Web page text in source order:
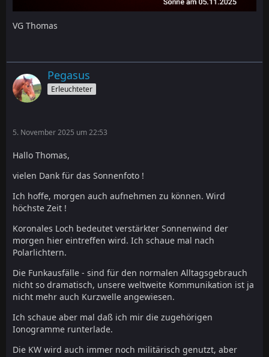
VG Thomas
Pegasus
Erleuchteter
5. November 2025 um 22:53
Hallo Thomas,
vielen Dank für das Sonnenfoto !
Ich hoffe, morgen auch aufnehmen zu können. Wird
höchste Zeit !
Koronales Loch bedeutet verstärkter Sonnenwind der
morgen hier eintreffen wird. Ich schaue mal nach
Polarlichtern.
Die Funkausfälle - sind für den normalen Alltagsgebrauch
nicht so dramatisch, unsere weltweite Kommunikation ist ja
nicht mehr auch Kurzwelle angewiesen.
Ich schaue aber mal daß ich mir die zugehörigen
Ionogramme runterlade.
Die KW wird auch immer noch militärisch genutzt, aber